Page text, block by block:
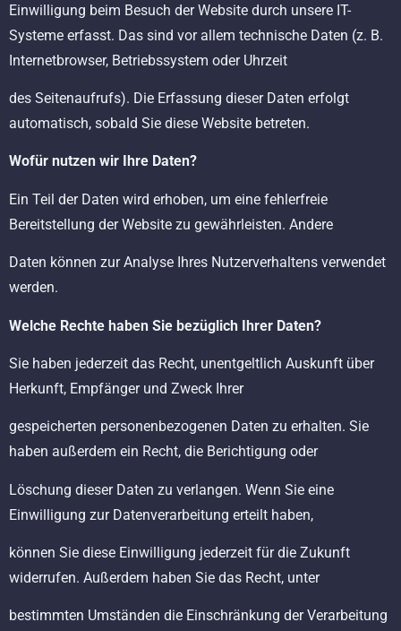
Einwilligung beim Besuch der Website durch unsere IT-
Systeme erfasst. Das sind vor allem technische Daten (z. B.
Internetbrowser, Betriebssystem oder Uhrzeit
des Seitenaufrufs). Die Erfassung dieser Daten erfolgt
automatisch, sobald Sie diese Website betreten.
Wofür nutzen wir Ihre Daten?
Ein Teil der Daten wird erhoben, um eine fehlerfreie
Bereitstellung der Website zu gewährleisten. Andere
Daten können zur Analyse Ihres Nutzerverhaltens verwendet
werden.
Welche Rechte haben Sie bezüglich Ihrer Daten?
Sie haben jederzeit das Recht, unentgeltlich Auskunft über
Herkunft, Empfänger und Zweck Ihrer
gespeicherten personenbezogenen Daten zu erhalten. Sie
haben außerdem ein Recht, die Berichtigung oder
Löschung dieser Daten zu verlangen. Wenn Sie eine
Einwilligung zur Datenverarbeitung erteilt haben,
können Sie diese Einwilligung jederzeit für die Zukunft
widerrufen. Außerdem haben Sie das Recht, unter
bestimmten Umständen die Einschränkung der Verarbeitung